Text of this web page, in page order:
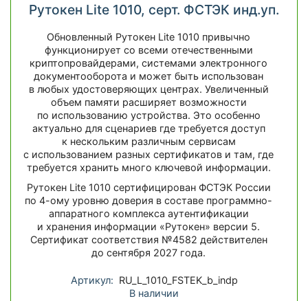
Рутокен Lite 1010, серт. ФСТЭК инд.уп.
Обновленный Рутокен Lite 1010 привычно
функционирует со всеми отечественными
криптопровайдерами, системами электронного
документооборота и может быть использован
в любых удостоверяющих центрах. Увеличенный
объем памяти расширяет возможности
по использованию устройства. Это особенно
актуально для сценариев где требуется доступ
к нескольким различным сервисам
с использованием разных сертификатов и там, где
требуется хранить много ключевой информации.
Рутокен Lite 1010 сертифицирован ФСТЭК России
по 4-ому уровню доверия в составе программно-
аппаратного комплекса аутентификации
и хранения информации «Рутокен» версии 5.
Сертификат соответствия №4582 действителен
до сентября 2027 года.
Артикул: RU_L_1010_FSTEK_b_indp
В наличии